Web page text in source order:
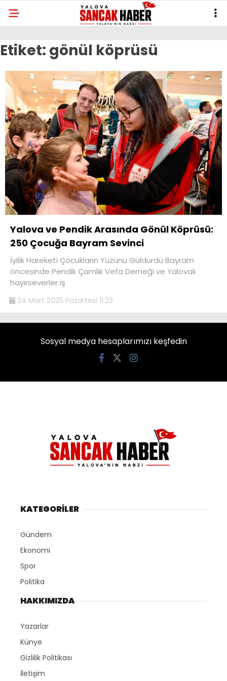
Etiket: gönül köprüsü
Yalova ve Pendik Arasında Gönül Köprüsü:
250 Çocuğa Bayram Sevinci
İyilik Hareketi Çocukların Yüzünü Güldürdü Bayram
öncesinde Pendik Çamlık Vefa Derneği ve Yalovalı
hayırseverler iş
24 Mart 2025 Pazartesi 11:23
Sosyal medya hesaplarımızı keşfedin
KATEGORİLER
Gündem
Ekonomi
Spor
Politika
HAKKIMIZDA
Yazarlar
Künye
Gizlilik Politikası
İletişim